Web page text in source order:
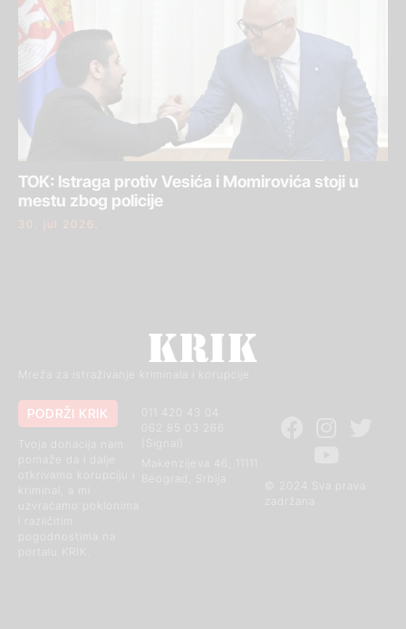
TOK: Istraga protiv Vesića i Momirovića stoji u
mestu zbog policije
30. jul 2026.
Mreža za istraživanje kriminala i korupcije
© 2024 Sva prava
011 420 43 04
Makenzijeva 46, 11111
PODRŽI KRIK
otkrivamo korupciju i
kriminal, a mi
uzvraćamo poklonima
i različitim
pogodnostima na
portalu KRIK.